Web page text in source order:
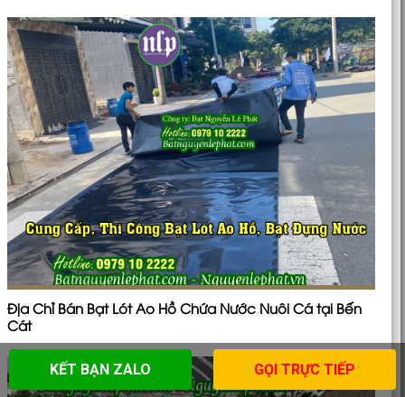
Địa Chỉ Bán Bạt Lót Ao Hồ Chứa Nước Nuôi Cá tại Bến
Cát
KẾT BẠN ZALO GỌI TRỰC TIẾP